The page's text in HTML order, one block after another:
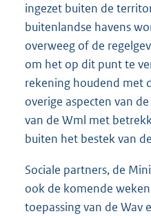
ingezet buiten de
buitenlandse havens
overweeg of de
om het op dit punt te
rekening houdend met
overige aspecten van
van de Wml met
buiten het bestek van
Sociale partners, de
ook de komende
toepassing van de Wav